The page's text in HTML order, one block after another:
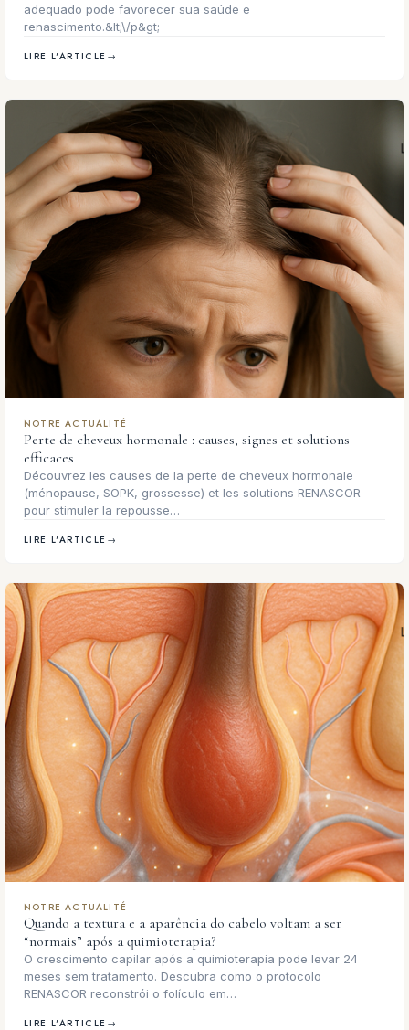
adequado pode favorecer sua saúde e
renascimento.&lt;\/p&gt;
LIRE L'ARTICLE →
NOTRE ACTUALITÉ
Perte de cheveux hormonale : causes, signes et solutions
efficaces
Découvrez les causes de la perte de cheveux hormonale
(ménopause, SOPK, grossesse) et les solutions RENASCOR
pour stimuler la repousse…
LIRE L'ARTICLE →
NOTRE ACTUALITÉ
Quando a textura e a aparência do cabelo voltam a ser
“normais” após a quimioterapia?
O crescimento capilar após a quimioterapia pode levar 24
meses sem tratamento. Descubra como o protocolo
RENASCOR reconstrói o folículo em…
LIRE L'ARTICLE →